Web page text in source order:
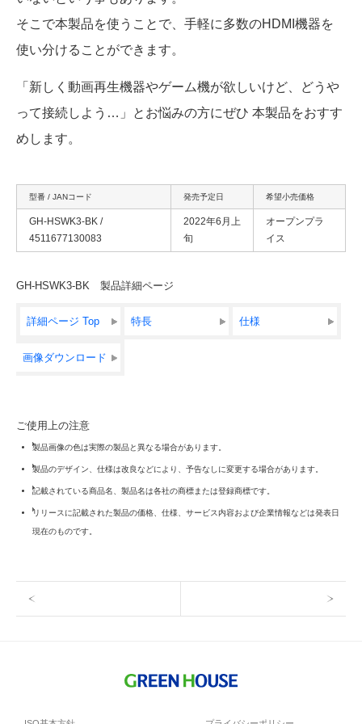
そこで本製品を使うことで、手軽に多数のHDMI機器を
使い分けることができます。
「新しく動画再生機器やゲーム機が欲しいけど、どうや
って接続しよう…」とお悩みの方にぜひ 本製品をおすす
めします。
型番 / JANコード 発売予定日 希望小売価格
GH-HSWK3-BK /
4511677130083
2022年6月上
旬
オープンプラ
イス
GH-HSWK3-BK 製品詳細ページ
詳細ページ Top 特長 仕様
画像ダウンロード
ご使用上の注意
製品画像の色は実際の製品と異なる場合があります。
製品のデザイン、仕様は改良などにより、予告なしに変更する場合があります。
記載されている商品名、製品名は各社の商標または登録商標です。
リリースに記載された製品の価格、仕様、サービス内容および企業情報などは発表日
現在のものです。